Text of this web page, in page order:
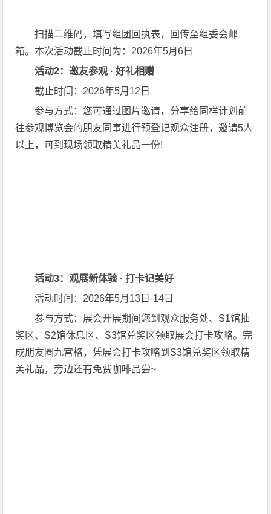
扫描二维码，填写组团回执表，回传至组委会邮
箱。本次活动截止时间为：2026年5月6日
活动2：邀友参观 · 好礼相赠
截止时间：2026年5月12日
参与方式：您可通过图片邀请，分享给同样计划前
往参观博览会的朋友同事进行预登记观众注册，邀请5人
以上，可到现场领取精美礼品一份!
活动3：观展新体验 · 打卡记美好
活动时间：2026年5月13日-14日
参与方式：展会开展期间您到观众服务处、S1馆抽
奖区、S2馆休息区、S3馆兑奖区领取展会打卡攻略。完
成朋友圈九宫格，凭展会打卡攻略到S3馆兑奖区领取精
美礼品，旁边还有免费咖啡品尝~